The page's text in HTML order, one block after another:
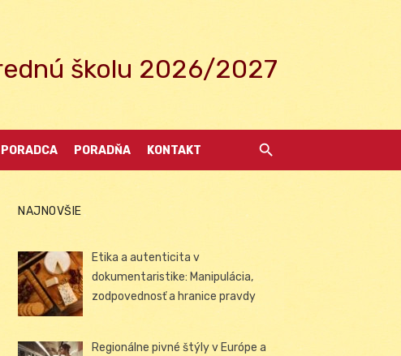
školu 2026/2027
PORADŇA KONTAKT
NAJNOVŠIE
Etika a autenticita v
dokumentaristike: Manipulácia,
zodpovednosť a hranice pravdy
Regionálne pivné štýly v Európe a